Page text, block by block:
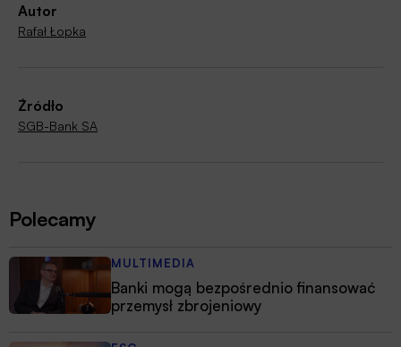
Autor
Rafał Łopka
Źródło
SGB-Bank SA
Polecamy
MULTIMEDIA
Banki mogą bezpośrednio finansować
przemysł zbrojeniowy